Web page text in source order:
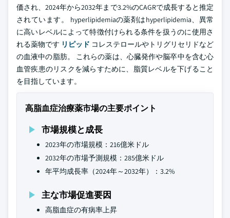
価され、2024年から2032年まで3.2%のCAGRで成長すると推定
されています。 hyperlipidemiaの薬剤はhyperlipidemia、異常
に高いレベルによって特徴付けられる条件を扱うのに使用さ
れる薬物です リピッド コレステロールやトリグリセリドなど
の血液中の脂肪。 これらの薬は、心臓発作や脳卒中を含む心
血管疾患のリスクを減らすために、脂質レベルを下げること
を目指しています。
高脂血症治療薬市場の主要ポイント
市場規模と成長
2023年の市場規模：216億米ドル
2032年の市場予測規模：285億米ドル
年平均成長率（2024年～2032年）：3.2%
主な市場促進要因
高脂血症の有病率上昇